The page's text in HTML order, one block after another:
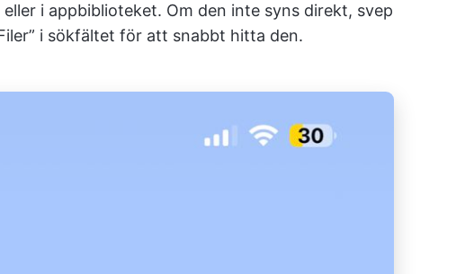
i appbiblioteket. Om den inte syns direkt, svep
i sökfältet för att snabbt hitta den.